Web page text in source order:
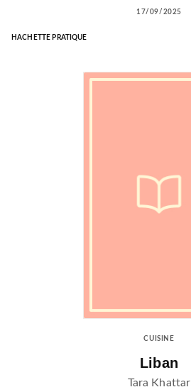
17/09/2025
HACHETTE PRATIQUE
CUISINE
Liban
Tara Khattar